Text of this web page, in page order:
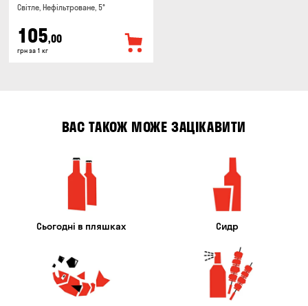
Світле, Нефільтроване, 5°
105,00
грн за 1 кг
ВАС ТАКОЖ МОЖЕ ЗАЦІКАВИТИ
Сьогодні в пляшках Сидр